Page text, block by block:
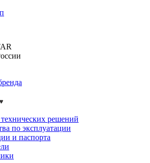
решений
по эксплуатации
и паспорта